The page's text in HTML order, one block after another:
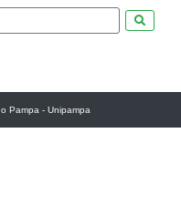
Pampa - Unipampa